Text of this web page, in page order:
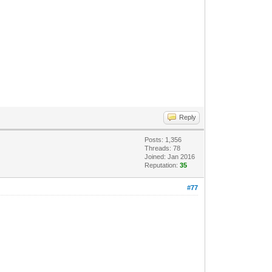
Reply
Posts: 1,356
Threads: 78
Joined: Jan 2016
Reputation:35
#77